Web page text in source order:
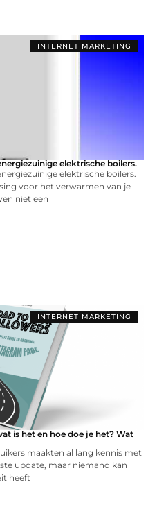
INTERNET MARKETING
elektrische boilers.
elektrische boilers.
voor het verwarmen van je
niet een
INTERNET MARKETING
is het en hoe doe je het? Wat
maakten al lang kennis met
update, maar niemand kan
heeft